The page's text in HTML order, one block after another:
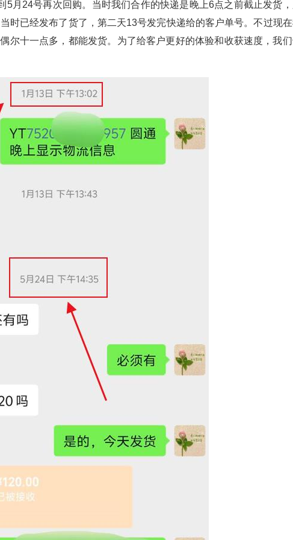
5月24号再次回购。当时我们合作的快递是晚上6点之前截止发货
时已经发布了货了，第二天13号发完快递给的客户单号。不过现
尔十一点多，都能发货。为了给客户更好的体验和收获速度，我